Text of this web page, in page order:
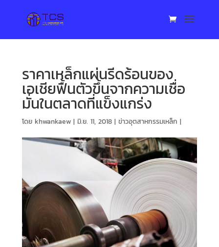
ราคาเหล็กแผ่นรีดร้อนของ
เอเชียฟื้นตัวขึ้นจากความเชื่อ
มั่นในตลาดที่แข็งแกร่ง
โดย khwankaew| มิ.ย. 11, 2018| ข่าวอุตสาหกรรมเหล็ก |